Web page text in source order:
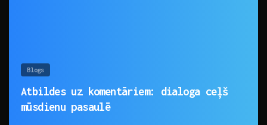
Blogs
Atbildes uz komentāriem: dialoga ceļš
mūsdienu pasaulē